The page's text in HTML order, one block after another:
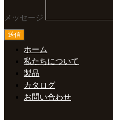
メッセージ
送信
ホーム
私たちについて
製品
カタログ
お問い合わせ